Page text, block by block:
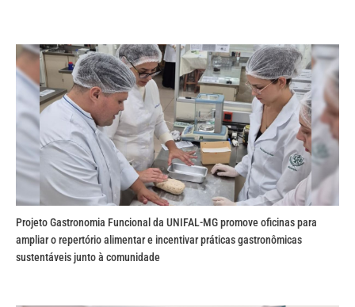
Projeto Gastronomia Funcional da UNIFAL-MG promove oficinas para
ampliar o repertório alimentar e incentivar práticas gastronômicas
sustentáveis junto à comunidade